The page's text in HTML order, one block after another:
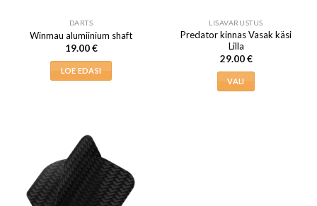
DARTS
Winmau alumiinium shaft
19.00€
LOE EDASI
LISAVARUSTUS
Predator kinnas Vasak käsi
Lilla
29.00€
VALI